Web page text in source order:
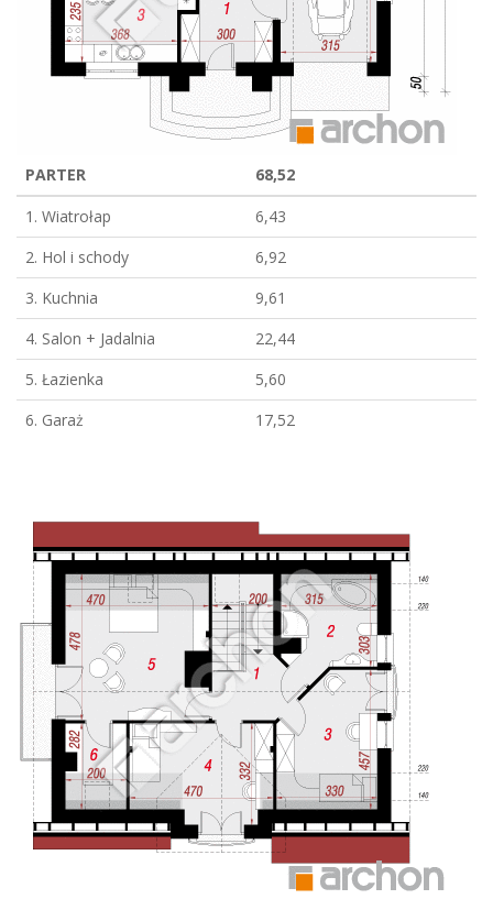
PARTER
68,52
1. Wiatrołap
6,43
2. Hol i schody
6,92
3. Kuchnia
9,61
4. Salon + Jadalnia
22,44
5. Łazienka
5,60
6. Garaż
17,52